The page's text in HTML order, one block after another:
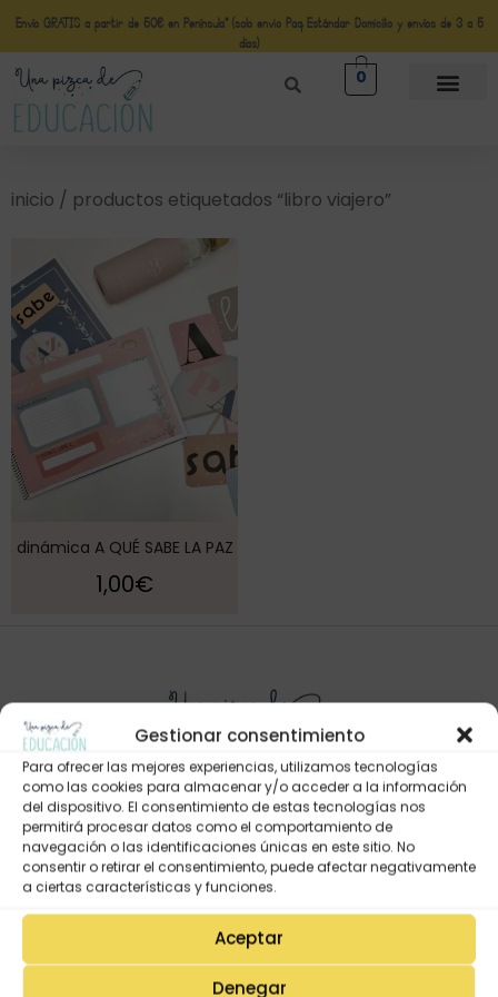
Gestionar consentimiento
Para ofrecer las mejores experiencias, utilizamos tecnologías
como las cookies para almacenar y/o acceder a la información
del dispositivo. El consentimiento de estas tecnologías nos
permitirá procesar datos como el comportamiento de
navegación o las identificaciones únicas en este sitio. No
consentir o retirar el consentimiento, puede afectar negativamente
a ciertas características y funciones.
Aceptar
Denegar
Envío GRATIS a partir de 50€ en Península* (solo envio Paq Estándar Domicilio y envíos de 3 a 5
días)
0
inicio / productos etiquetados “libro viajero”
dinámica A QUÉ SABE LA PAZ
1,00€
Mi Cuenta
Lista de deseos
Mi Perfil
Descargas
Estado de mi pedido